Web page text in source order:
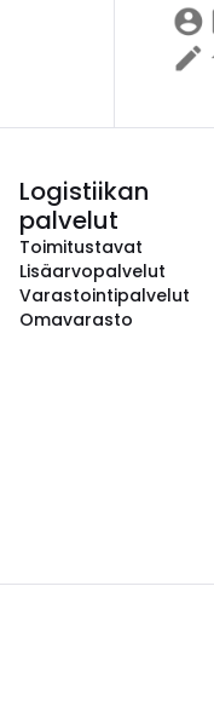
Logistiikan
palvelut
Toimitustavat
Lisäarvopalvelut
Varastointipalvelut
Omavarasto